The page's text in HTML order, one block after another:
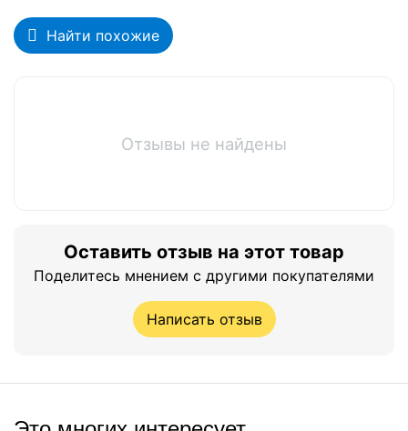
Найти похожие
Отзывы не найдены
Оставить отзыв на этот товар
Поделитесь мнением с другими покупателями
Написать отзыв